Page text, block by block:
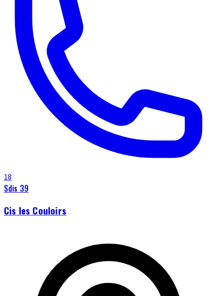
18
Sdis 39
Cis les Couloirs